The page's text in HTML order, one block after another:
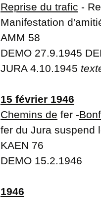
Reprise du trafic -
Manifestation
AMM 58
DEMO 27.9.1945
JURA 4.10.1945
15 février 1946
Chemins de fer -
fer du Jura suspend
KAEN 76
DEMO 15.2.1946
1946